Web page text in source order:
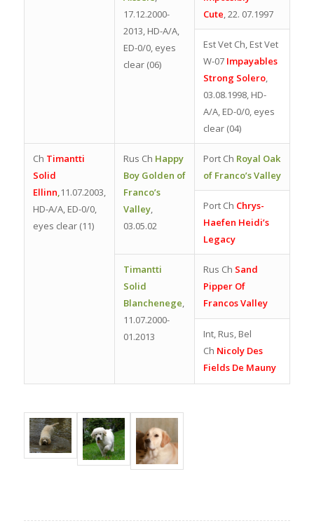
17.12.2000-
2013, HD-A/A,
ED-0/0, eyes
clear (06)
Cute 22. 07.1997
Est Vet Ch, Est Vet
W-07 Impayables
Strong Solero,
03.08.1998, HD-
A/A, ED-0/0, eyes
clear (04)
Ch Timantti
Solid
Ellinn 11.07.2003,
HD-A/A, ED-0/0,
eyes clear (11)
Rus Ch Happy
Boy Golden of
Franco’s
Valley,
03.05.02
Port Ch Royal Oak
of Franco’s Valley
Port Ch Chrys-
Haefen Heidi’s
Legacy
Timantti
Solid
Blanchenege
11.07.2000-
01.2013
Rus Ch Sand
Pipper Of
Francos Valley
Int, Rus, Bel
Ch Nicoly Des
Fields De Mauny